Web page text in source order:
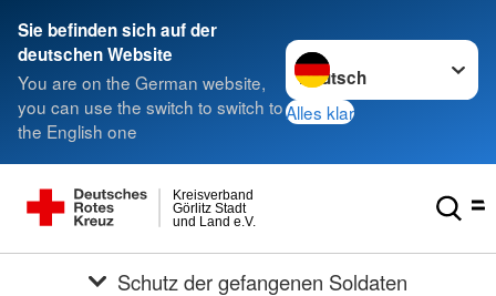
Sie befinden sich auf der
deutschen Website
You are on the German website,
you can use the switch to switch to
the English one
Sprache wechseln zu
Alles klar
und Land e.V.
Görlitz Stadt
Kreisverband
Schutz der gefangenen Soldaten